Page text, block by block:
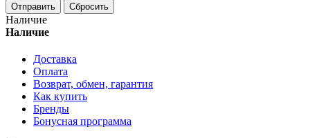
Сбросить
Наличие
Наличие
Доставка
Оплата
Возврат, обмен, гарантия
Как купить
Бренды
Бонусная программа